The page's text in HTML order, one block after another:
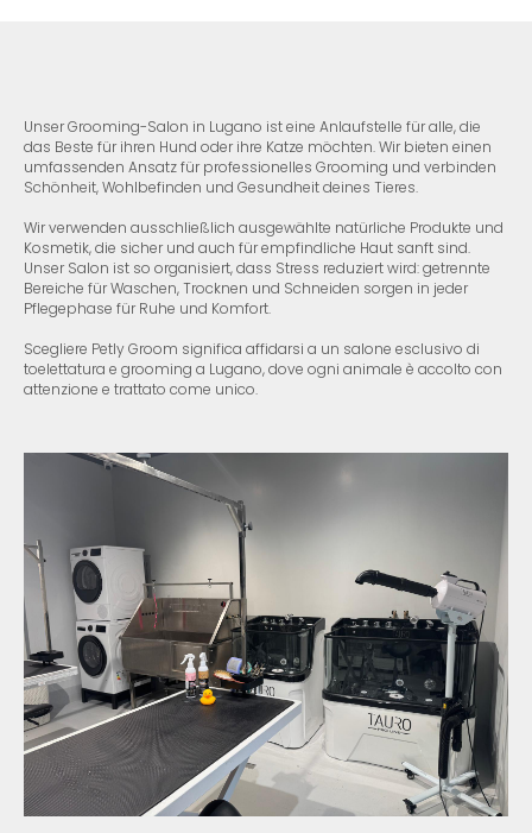
Unser Grooming-Salon in Lugano ist eine Anlaufstelle für alle, die
das Beste für ihren Hund oder ihre Katze möchten. Wir bieten einen
umfassenden Ansatz für professionelles Grooming und verbinden
Schönheit, Wohlbefinden und Gesundheit deines Tieres.
Wir verwenden ausschließlich ausgewählte natürliche Produkte und
Kosmetik, die sicher und auch für empfindliche Haut sanft sind.
Unser Salon ist so organisiert, dass Stress reduziert wird: getrennte
Bereiche für Waschen, Trocknen und Schneiden sorgen in jeder
Pflegephase für Ruhe und Komfort.
Scegliere Petly Groom significa affidarsi a un salone esclusivo di
toelettatura e grooming a Lugano, dove ogni animale è accolto con
attenzione e trattato come unico.